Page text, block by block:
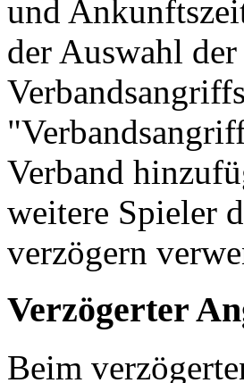
und
der Auswahl
Verband
weitere Spieler
verzögern
Verzögerter
Beim